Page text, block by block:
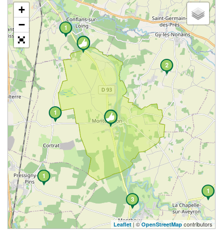
1
1
1
2
3
1
+
−
Leaflet| ©OpenStreetMap contributors